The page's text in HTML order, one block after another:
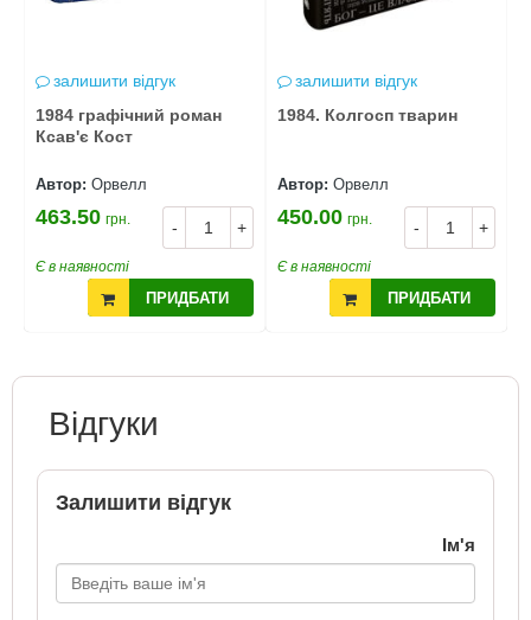
залишити відгук
1984 графічний роман
Ксав'є Кост
Автор: Орвелл
- +
463.50 грн.
Є в наявності
ПРИДБАТИ
залишити відгук
1984. Колгосп тварин
Автор: Орвелл
- +
450.00 грн.
Є в наявності
ПРИДБАТИ
Відгуки
Залишити відгук
Ім'я